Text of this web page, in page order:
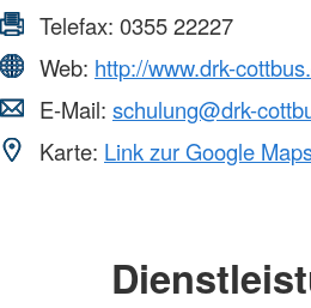
Telefax: 0355 22227
Web: http://www.drk-
E-Mail: schulung@drk-
Karte: Link zur Google